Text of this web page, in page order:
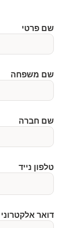
שם פרטי
שם משפחה
שם חברה
טלפון נייד
דואר אלקטרוני